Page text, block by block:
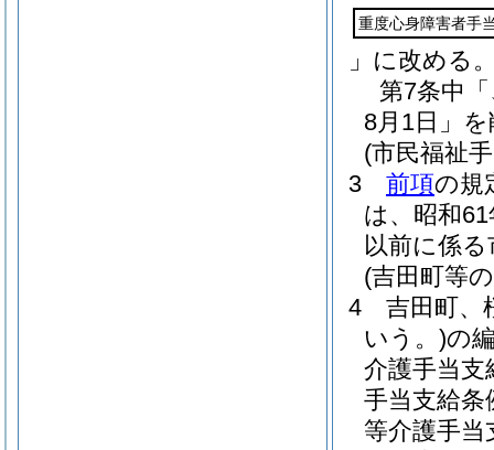
重度心身障害者手
」に改める
第7条中
8月1日」
(市民福祉
3
前項の規
は、昭和
以前に係
(吉田町等
4
吉田町、
いう。)の
介護手当支
手当支給条
等介護手当